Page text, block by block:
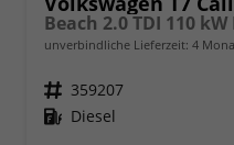
unverbindliche Lieferzeit: 4
Fahrzeugnr. 359207
Kraftstoff Diesel